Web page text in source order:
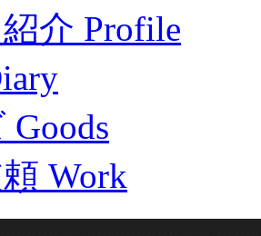
介 Profile
Goods
Work